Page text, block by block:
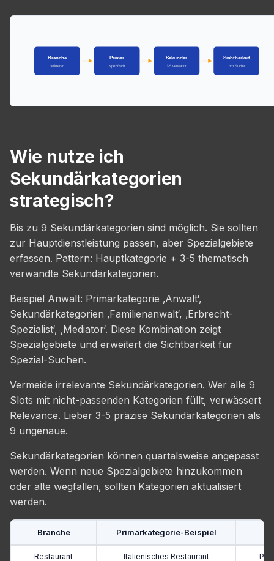
Branche
definieren
Primär
spezifisch
Sekundär
3-5 verwandt
Sichtbarkeit
pro Suche
Wie nutze ich
Sekundärkategorien
strategisch?
Bis zu 9 Sekundärkategorien sind möglich. Sie sollten
zur Hauptdienstleistung passen, aber Spezialgebiete
erfassen. Pattern: Hauptkategorie + 3-5 thematisch
verwandte Sekundärkategorien.
Beispiel Anwalt: Primärkategorie ‚Anwalt‘,
Sekundärkategorien ‚Familienanwalt‘, ‚Erbrecht-
Spezialist‘, ‚Mediator‘. Diese Kombination zeigt
Spezialgebiete und erweitert die Sichtbarkeit für
Spezial-Suchen.
Vermeide irrelevante Sekundärkategorien. Wer alle 9
Slots mit nicht-passenden Kategorien füllt, verwässert
Relevance. Lieber 3-5 präzise Sekundärkategorien als
9 ungenaue.
Sekundärkategorien können quartalsweise angepasst
werden. Wenn neue Spezialgebiete hinzukommen
oder alte wegfallen, sollten Kategorien aktualisiert
werden.
Branche Primärkategorie-Beispiel
Restaurant Italienisches Restaurant